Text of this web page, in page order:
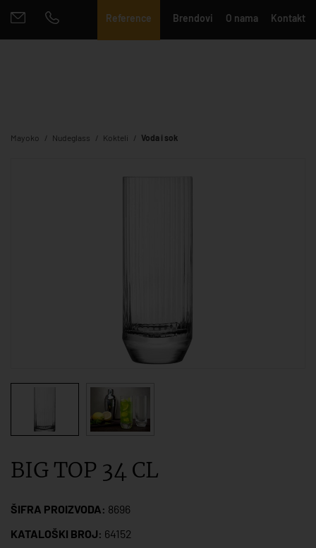
Reference Brendovi O nama Kontakt
Mayoko Nudeglass Kokteli Voda i sok
BIG TOP 34 CL
ŠIFRA PROIZVODA: 8696
KATALOŠKI BROJ: 64152